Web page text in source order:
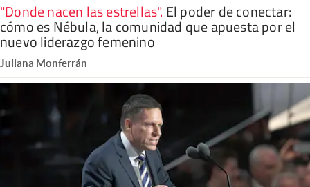
"Donde nacen las estrellas". El poder de conectar:
cómo es Nébula, la comunidad que apuesta por el
nuevo liderazgo femenino
Juliana Monferrán